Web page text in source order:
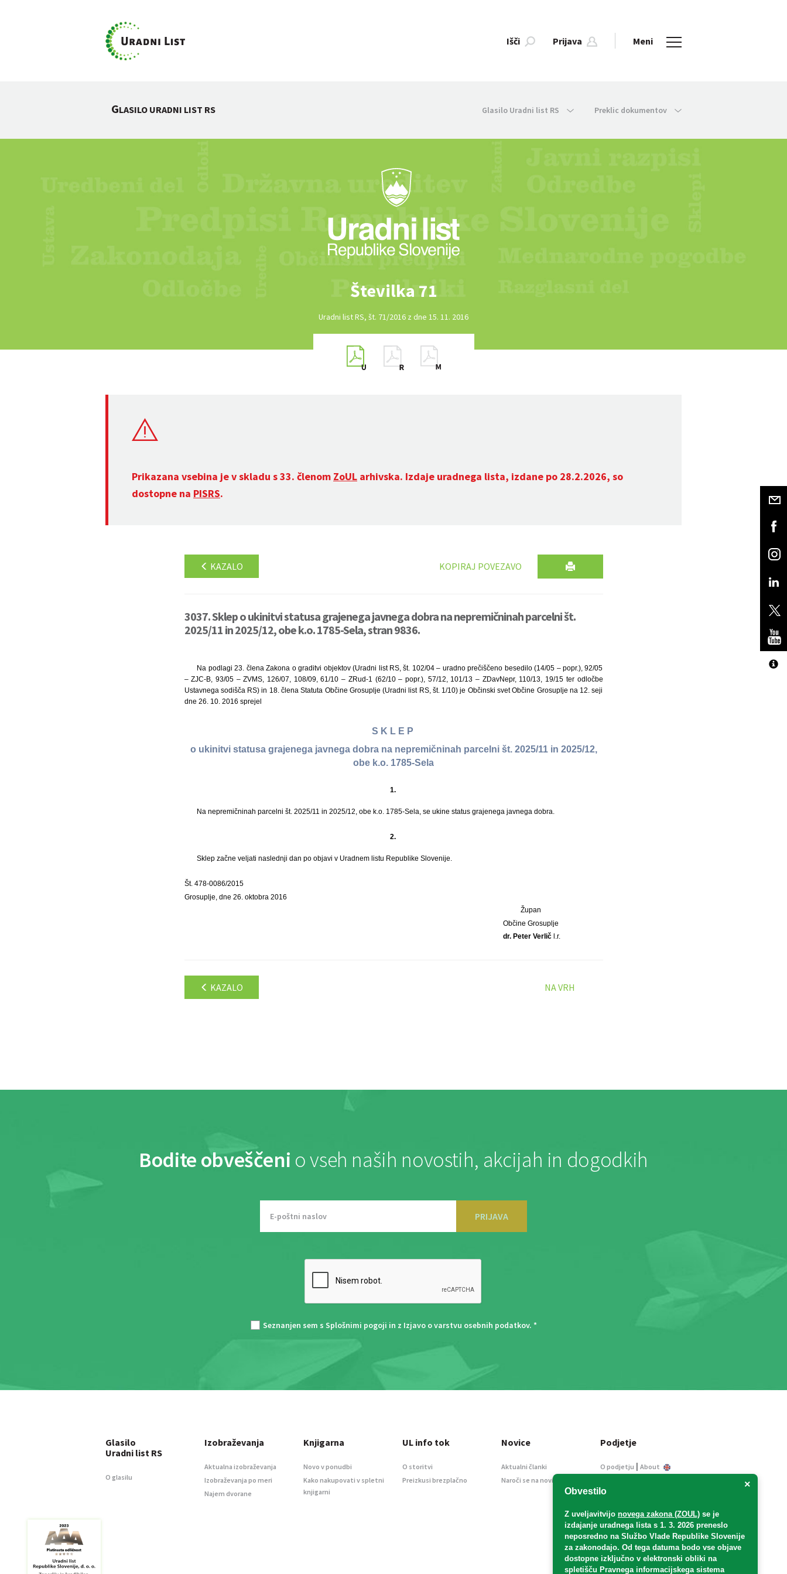
Išči Prijava Meni
GLASILO URADNI LIST RS Glasilo Uradni list RS Preklic dokumentov
Številka 71
Uradni list RS, št. 71/2016 z dne 15. 11. 2016
Prikazana vsebina je v skladu s 33. členom ZoUL arhivska. Izdaje uradnega lista, izdane po 28.2.2026, so
dostopne na PISRS.
KAZALO KOPIRAJ POVEZAVO
3037. Sklep o ukinitvi statusa grajenega javnega dobra na nepremičninah parcelni št.
2025/11 in 2025/12, obe k.o. 1785-Sela, stran 9836.
Na podlagi 23. člena Zakona o graditvi objektov (Uradni list RS, št. 102/04 – uradno prečiščeno besedilo (14/05 – popr.), 92/05
– ZJC-B, 93/05 – ZVMS, 126/07, 108/09, 61/10 – ZRud-1 (62/10 – popr.), 57/12, 101/13 – ZDavNepr, 110/13, 19/15 ter odločbe
Ustavnega sodišča RS) in 18. člena Statuta Občine Grosuplje (Uradni list RS, št. 1/10) je Občinski svet Občine Grosuplje na 12. seji
dne 26. 10. 2016 sprejel
S K L E P
o ukinitvi statusa grajenega javnega dobra na nepremičninah parcelni št. 2025/11 in 2025/12,
obe k.o. 1785-Sela
1.
Na nepremičninah parcelni št. 2025/11 in 2025/12, obe k.o. 1785-Sela, se ukine status grajenega javnega dobra.
2.
Sklep začne veljati naslednji dan po objavi v Uradnem listu Republike Slovenije.
Št. 478-0086/2015
Grosuplje, dne 26. oktobra 2016
Župan
Občine Grosuplje
dr. Peter Verličl.r.
KAZALO NA VRH
Bodite obveščeni o vseh naših novostih, akcijah in dogodkih
PRIJAVA
Seznanjen sem s Splošnimi pogoji in z Izjavo o varstvu osebnih podatkov. *
×
Obvestilo
Z uveljavitvijo novega zakona (ZOUL) se je
izdajanje uradnega lista s 1. 3. 2026 preneslo
neposredno na Službo Vlade Republike Slovenije
za zakonodajo. Od tega datuma bodo vse objave
dostopne izključno v elektronski obliki na
spletišču Pravnega informacijskega sistema
Glasilo
Uradni list RS
O glasilu
Izobraževanja
Aktualna izobraževanja
Izobraževanja po meri
Najem dvorane
Knjigarna
Novo v ponudbi
Kako nakupovati v spletni
knjigarni
UL info tok
O storitvi
Preizkusi brezplačno
Novice
Aktualni članki
Naroči se na novice
Podjetje
O podjetju | About
Informacije javnega
Oglaševanje
Splošni pogoji
Izjava o varstvu osebnih
podatkov
E-dražbe